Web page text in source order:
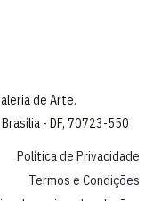
de Arte.
- DF, 70723-550
Política de Privacidade
Termos e Condições